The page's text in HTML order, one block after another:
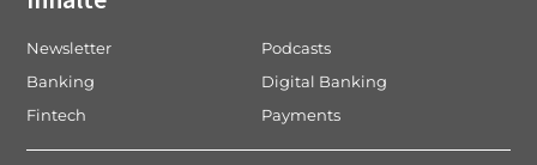
Newsletter
Podcasts
Banking
Digital Banking
Fintech
Payments